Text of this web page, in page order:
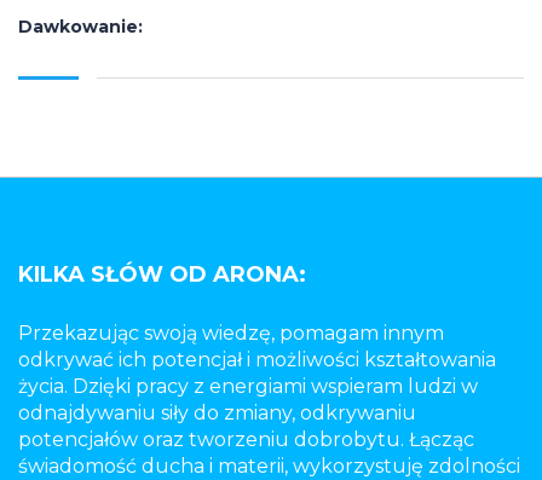
Dawkowanie:
KILKA SŁÓW OD ARONA:
Przekazując swoją wiedzę, pomagam innym
odkrywać ich potencjał i możliwości kształtowania
życia. Dzięki pracy z energiami wspieram ludzi w
odnajdywaniu siły do zmiany, odkrywaniu
potencjałów oraz tworzeniu dobrobytu. Łącząc
świadomość ducha i materii, wykorzystuję zdolności